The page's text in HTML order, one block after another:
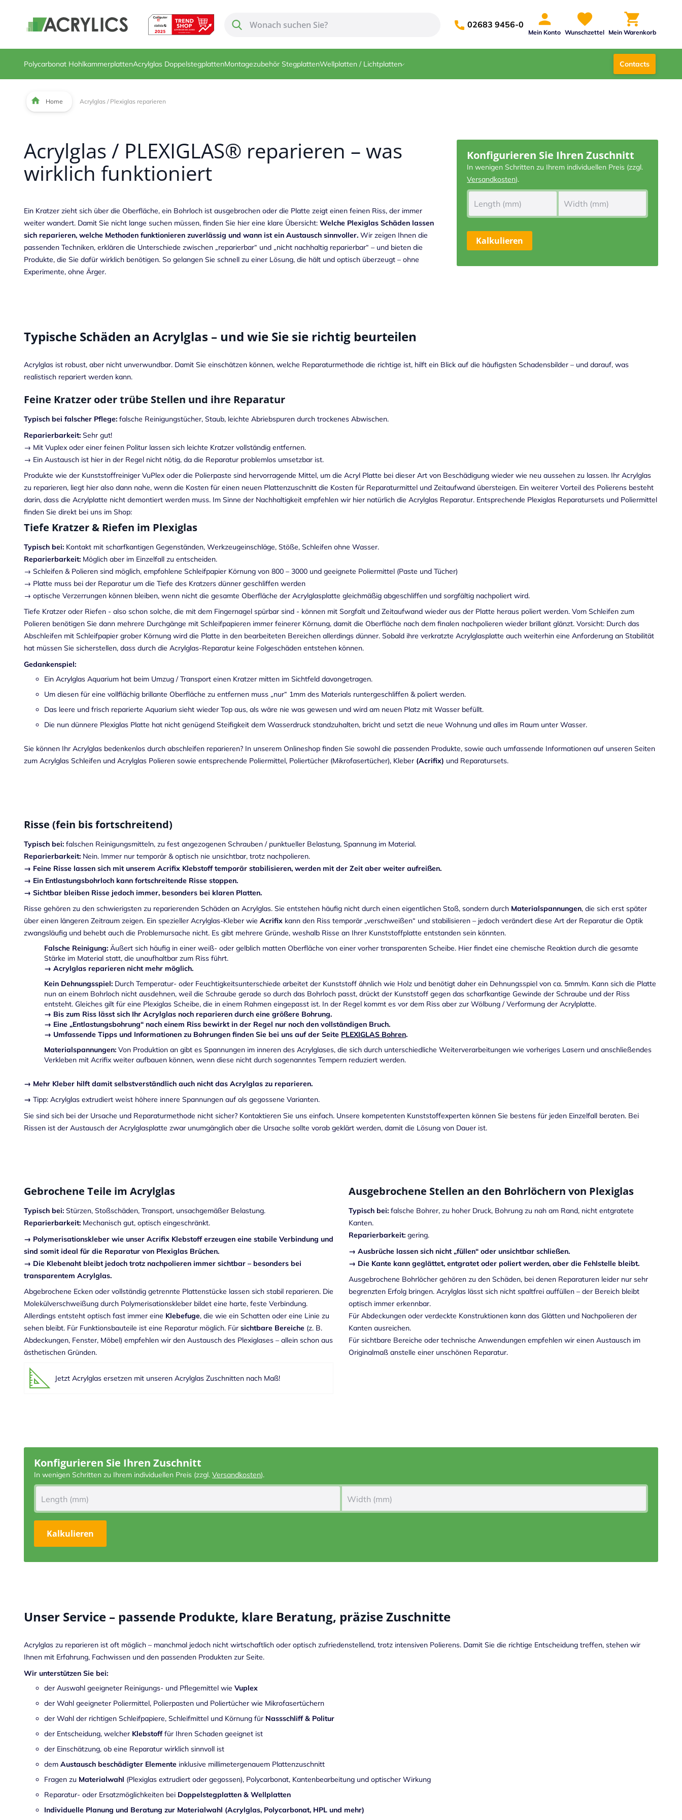
02683 9456-0
Mein Konto Wunschzettel Mein Warenkorb
Polycarbonat HohlkammerplattenAcrylglas DoppelstegplattenMontagezubehör StegplattenWellplatten / Lichtplatten Contacts
Home Acrylglas / Plexiglas reparieren
Acrylglas / PLEXIGLAS® reparieren – was
wirklich funktioniert
Ein Kratzer zieht sich über die Oberfläche, ein Bohrloch ist ausgebrochen oder die Platte zeigt einen feinen Riss, der immer
weiter wandert. Damit Sie nicht lange suchen müssen, finden Sie hier eine klare Übersicht: Welche Plexiglas Schäden lassen
sich reparieren, welche Methoden funktionieren zuverlässig und wann ist ein Austausch sinnvoller. Wir zeigen Ihnen die
passenden Techniken, erklären die Unterschiede zwischen „reparierbar“ und „nicht nachhaltig reparierbar“ – und bieten die
Produkte, die Sie dafür wirklich benötigen. So gelangen Sie schnell zu einer Lösung, die hält und optisch überzeugt – ohne
Experimente, ohne Ärger.
Konfigurieren Sie Ihren Zuschnitt
In wenigen Schritten zu Ihrem individuellen Preis (zzgl.
Versandkosten).
Kalkulieren
Typische Schäden an Acrylglas – und wie Sie sie richtig beurteilen
Acrylglas ist robust, aber nicht unverwundbar. Damit Sie einschätzen können, welche Reparaturmethode die richtige ist, hilft ein Blick auf die häufigsten Schadensbilder – und darauf, was
realistisch repariert werden kann.
Feine Kratzer oder trübe Stellen und ihre Reparatur
Typisch bei falscher Pflege: falsche Reinigungstücher, Staub, leichte Abriebspuren durch trockenes Abwischen.
Reparierbarkeit: Sehr gut!
→ Mit Vuplex oder einer feinen Politur lassen sich leichte Kratzer vollständig entfernen.
→ Ein Austausch ist hier in der Regel nicht nötig, da die Reparatur problemlos umsetzbar ist.
Produkte wie der Kunststoffreiniger VuPlex oder die Polierpaste sind hervorragende Mittel, um die Acryl Platte bei dieser Art von Beschädigung wieder wie neu aussehen zu lassen. Ihr Acrylglas
zu reparieren, liegt hier also dann nahe, wenn die Kosten für einen neuen Plattenzuschnitt die Kosten für Reparaturmittel und Zeitaufwand übersteigen. Ein weiterer Vorteil des Polierens besteht
darin, dass die Acrylplatte nicht demontiert werden muss. Im Sinne der Nachhaltigkeit empfehlen wir hier natürlich die Acrylglas Reparatur. Entsprechende Plexiglas Reparatursets und Poliermittel
finden Sie direkt bei uns im Shop:
Tiefe Kratzer & Riefen im Plexiglas
Typisch bei: Kontakt mit scharfkantigen Gegenständen, Werkzeugeinschläge, Stöße, Schleifen ohne Wasser.
Reparierbarkeit: Möglich aber im Einzelfall zu entscheiden.
→ Schleifen & Polieren sind möglich, empfohlene Schleifpapier Körnung von 800 – 3000 und geeignete Poliermittel (Paste und Tücher)
→ Platte muss bei der Reparatur um die Tiefe des Kratzers dünner geschliffen werden
→ optische Verzerrungen können bleiben, wenn nicht die gesamte Oberfläche der Acrylglasplatte gleichmäßig abgeschliffen und sorgfältig nachpoliert wird.
Tiefe Kratzer oder Riefen - also schon solche, die mit dem Fingernagel spürbar sind - können mit Sorgfalt und Zeitaufwand wieder aus der Platte heraus poliert werden. Vom Schleifen zum
Polieren benötigen Sie dann mehrere Durchgänge mit Schleifpapieren immer feinerer Körnung, damit die Oberfläche nach dem finalen nachpolieren wieder brillant glänzt. Vorsicht: Durch das
Abschleifen mit Schleifpapier grober Körnung wird die Platte in den bearbeiteten Bereichen allerdings dünner. Sobald ihre verkratzte Acrylglasplatte auch weiterhin eine Anforderung an Stabilität
hat müssen Sie sicherstellen, dass durch die Acrylglas-Reparatur keine Folgeschäden entstehen können.
Gedankenspiel:
Ein Acrylglas Aquarium hat beim Umzug / Transport einen Kratzer mitten im Sichtfeld davongetragen.
Um diesen für eine vollflächig brillante Oberfläche zu entfernen muss „nur“ 1mm des Materials runtergeschliffen & poliert werden.
Das leere und frisch reparierte Aquarium sieht wieder Top aus, als wäre nie was gewesen und wird am neuen Platz mit Wasser befüllt.
Die nun dünnere Plexiglas Platte hat nicht genügend Steifigkeit dem Wasserdruck standzuhalten, bricht und setzt die neue Wohnung und alles im Raum unter Wasser.
Sie können Ihr Acrylglas bedenkenlos durch abschleifen reparieren? In unserem Onlineshop finden Sie sowohl die passenden Produkte, sowie auch umfassende Informationen auf unseren Seiten
zum Acrylglas Schleifen und Acrylglas Polieren sowie entsprechende Poliermittel, Poliertücher (Mikrofasertücher), Kleber (Acrifix) und Reparatursets.
Risse (fein bis fortschreitend)
Typisch bei: falschen Reinigungsmitteln, zu fest angezogenen Schrauben / punktueller Belastung, Spannung im Material.
Reparierbarkeit: Nein. Immer nur temporär & optisch nie unsichtbar, trotz nachpolieren.
→ Feine Risse lassen sich mit unserem Acrifix Klebstoff temporär stabilisieren, werden mit der Zeit aber weiter aufreißen.
→ Ein Entlastungsbohrloch kann fortschreitende Risse stoppen.
→ Sichtbar bleiben Risse jedoch immer, besonders bei klaren Platten.
Risse gehören zu den schwierigsten zu reparierenden Schäden an Acrylglas. Sie entstehen häufig nicht durch einen eigentlichen Stoß, sondern durch Materialspannungen, die sich erst später
über einen längeren Zeitraum zeigen. Ein spezieller Acrylglas-Kleber wie Acrifix kann den Riss temporär „verschweißen“ und stabilisieren – jedoch verändert diese Art der Reparatur die Optik
zwangsläufig und behebt auch die Problemursache nicht. Es gibt mehrere Gründe, weshalb Risse an Ihrer Kunststoffplatte entstanden sein könnten.
Falsche Reinigung: Äußert sich häufig in einer weiß- oder gelblich matten Oberfläche von einer vorher transparenten Scheibe. Hier findet eine chemische Reaktion durch die gesamte
Stärke im Material statt, die unaufhaltbar zum Riss führt.
→ Acrylglas reparieren nicht mehr möglich.
Kein Dehnungsspiel: Durch Temperatur- oder Feuchtigkeitsunterschiede arbeitet der Kunststoff ähnlich wie Holz und benötigt daher ein Dehnungsspiel von ca. 5mm/m. Kann sich die Platte
nun an einem Bohrloch nicht ausdehnen, weil die Schraube gerade so durch das Bohrloch passt, drückt der Kunststoff gegen das scharfkantige Gewinde der Schraube und der Riss
entsteht. Gleiches gilt für eine Plexiglas Scheibe, die in einem Rahmen eingepasst ist. In der Regel kommt es vor dem Riss aber zur Wölbung / Verformung der Acrylplatte.
→ Bis zum Riss lässt sich Ihr Acrylglas noch reparieren durch eine größere Bohrung.
→ Eine „Entlastungsbohrung“ nach einem Riss bewirkt in der Regel nur noch den vollständigen Bruch.
→ Umfassende Tipps und Informationen zu Bohrungen finden Sie bei uns auf der Seite PLEXIGLAS Bohren.
Materialspannungen: Von Produktion an gibt es Spannungen im inneren des Acrylglases, die sich durch unterschiedliche Weiterverarbeitungen wie vorheriges Lasern und anschließendes
Verkleben mit Acrifix weiter aufbauen können, wenn diese nicht durch sogenanntes Tempern reduziert werden.
→ Mehr Kleber hilft damit selbstverständlich auch nicht das Acrylglas zu reparieren.
→ Tipp: Acrylglas extrudiert weist höhere innere Spannungen auf als gegossene Varianten.
Sie sind sich bei der Ursache und Reparaturmethode nicht sicher? Kontaktieren Sie uns einfach. Unsere kompetenten Kunststoffexperten können Sie bestens für jeden Einzelfall beraten. Bei
Rissen ist der Austausch der Acrylglasplatte zwar unumgänglich aber die Ursache sollte vorab geklärt werden, damit die Lösung von Dauer ist.
Gebrochene Teile im Acrylglas
Typisch bei: Stürzen, Stoßschäden, Transport, unsachgemäßer Belastung.
Reparierbarkeit: Mechanisch gut, optisch eingeschränkt.
→ Polymerisationskleber wie unser Acrifix Klebstoff erzeugen eine stabile Verbindung und
sind somit ideal für die Reparatur von Plexiglas Brüchen.
→ Die Klebenaht bleibt jedoch trotz nachpolieren immer sichtbar – besonders bei
transparentem Acrylglas.
Abgebrochene Ecken oder vollständig getrennte Plattenstücke lassen sich stabil reparieren. Die
Molekülverschweißung durch Polymerisationskleber bildet eine harte, feste Verbindung.
Allerdings entsteht optisch fast immer eine Klebefuge, die wie ein Schatten oder eine Linie zu
sehen bleibt. Für Funktionsbauteile ist eine Reparatur möglich. Für sichtbare Bereiche (z. B.
Abdeckungen, Fenster, Möbel) empfehlen wir den Austausch des Plexiglases – allein schon aus
ästhetischen Gründen.
Jetzt Acrylglas ersetzen mit unseren Acrylglas Zuschnitten nach Maß!
Ausgebrochene Stellen an den Bohrlöchern von Plexiglas
Typisch bei: falsche Bohrer, zu hoher Druck, Bohrung zu nah am Rand, nicht entgratete
Kanten.
Reparierbarkeit: gering.
→ Ausbrüche lassen sich nicht „füllen“ oder unsichtbar schließen.
→ Die Kante kann geglättet, entgratet oder poliert werden, aber die Fehlstelle bleibt.
Ausgebrochene Bohrlöcher gehören zu den Schäden, bei denen Reparaturen leider nur sehr
begrenzten Erfolg bringen. Acrylglas lässt sich nicht spaltfrei auffüllen – der Bereich bleibt
optisch immer erkennbar.
Für Abdeckungen oder verdeckte Konstruktionen kann das Glätten und Nachpolieren der
Kanten ausreichen.
Für sichtbare Bereiche oder technische Anwendungen empfehlen wir einen Austausch im
Originalmaß anstelle einer unschönen Reparatur.
Konfigurieren Sie Ihren Zuschnitt
In wenigen Schritten zu Ihrem individuellen Preis (zzgl. Versandkosten).
Kalkulieren
Unser Service – passende Produkte, klare Beratung, präzise Zuschnitte
Acrylglas zu reparieren ist oft möglich – manchmal jedoch nicht wirtschaftlich oder optisch zufriedenstellend, trotz intensiven Polierens. Damit Sie die richtige Entscheidung treffen, stehen wir
Ihnen mit Erfahrung, Fachwissen und den passenden Produkten zur Seite.
Wir unterstützen Sie bei:
der Auswahl geeigneter Reinigungs- und Pflegemittel wie Vuplex
der Wahl geeigneter Poliermittel, Polierpasten und Poliertücher wie Mikrofasertüchern
der Wahl der richtigen Schleifpapiere, Schleifmittel und Körnung für Nassschliff & Politur
der Entscheidung, welcher Klebstofffür Ihren Schaden geeignet ist
der Einschätzung, ob eine Reparatur wirklich sinnvoll ist
dem Austausch beschädigter Elemente inklusive millimetergenauem Plattenzuschnitt
Fragen zu Materialwahl (Plexiglas extrudiert oder gegossen), Polycarbonat, Kantenbearbeitung und optischer Wirkung
Reparatur- oder Ersatzmöglichkeiten bei Doppelstegplatten & Wellplatten
Individuelle Planung und Beratung zur Materialwahl (Acrylglas, Polycarbonat, HPL und mehr)